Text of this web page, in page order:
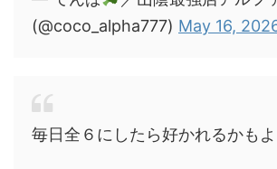
(@coco_alpha777) May 16,
毎日全６にしたら好かれるかもよ